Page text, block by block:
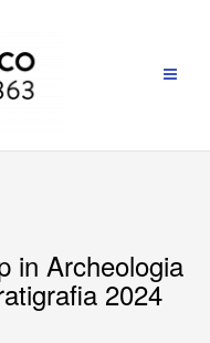
in Archeologia
2024